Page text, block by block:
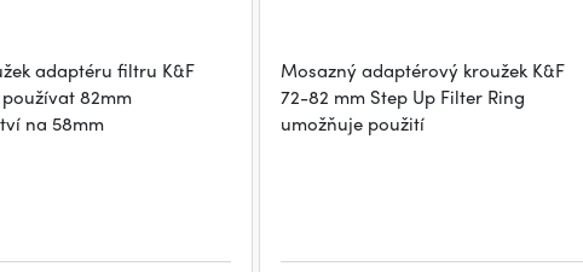
adaptéru filtru K&F
82mm
na 58mm
Mosazný adaptérový kroužek K&F
72-82 mm Step Up Filter Ring
umožňuje použití